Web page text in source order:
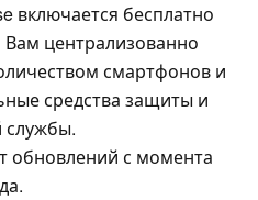
включается бесплатно
Вам централизованно
смартфонов и
средства защиты и
службы.
обновлений с момента